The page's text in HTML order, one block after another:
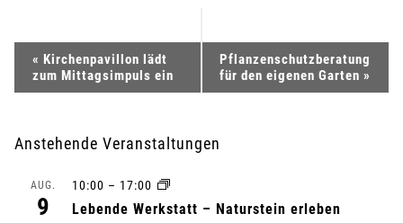
e
r
« Kirchenpavillon lädt
zum Mittagsimpuls ein
Pflanzenschutzberatung
für den eigenen Garten »
Anstehende Veranstaltungen
AUG.
9
10:00 – 17:00
Lebende Werkstatt – Naturstein erleben